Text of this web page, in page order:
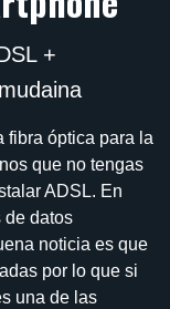
+
fibra óptica para la
que no tengas
ADSL. En
de datos
noticia es que
por lo que si
una de las